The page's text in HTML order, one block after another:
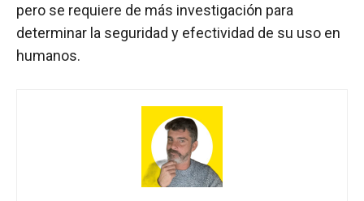
pero se requiere de más investigación para
determinar la seguridad y efectividad de su uso en
humanos.